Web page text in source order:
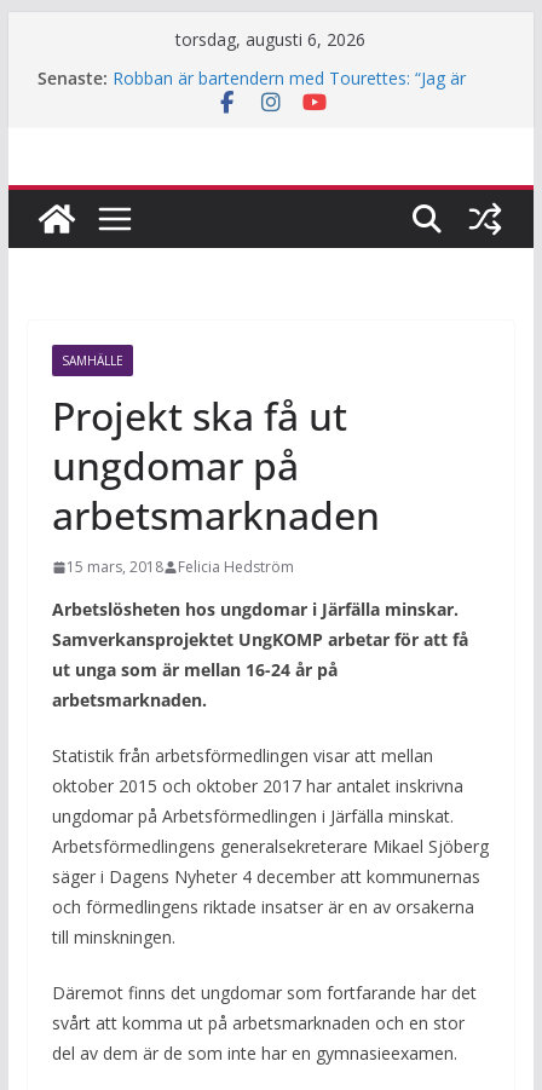
torsdag, augusti 6, 2026
Senaste: Robban är bartendern med Tourettes: “Jag är
också bara människa”
Årets lamm och killingar är här – det här ska du
tänka på innan du klappar dem
Häng med när JiF:s reporter testar parkour
SAMHÄLLE
Projekt ska få ut
ungdomar på
arbetsmarknaden
15 mars, 2018 Felicia Hedström
Arbetslösheten hos ungdomar i Järfälla minskar.
Samverkansprojektet UngKOMP arbetar för att få
ut unga som är mellan 16-24 år på
arbetsmarknaden.
Statistik från arbetsförmedlingen visar att mellan
oktober 2015 och oktober 2017 har antalet inskrivna
ungdomar på Arbetsförmedlingen i Järfälla minskat.
Arbetsförmedlingens generalsekreterare Mikael Sjöberg
säger i Dagens Nyheter 4 december att kommunernas
och förmedlingens riktade insatser är en av orsakerna
till minskningen.
Däremot finns det ungdomar som fortfarande har det
svårt att komma ut på arbetsmarknaden och en stor
del av dem är de som inte har en gymnasieexamen.